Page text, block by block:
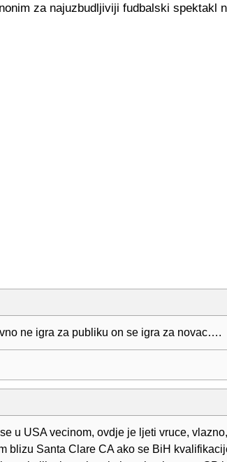
za najuzbudljiviji fudbalski spektakl
ne igra za publiku on se igra za novac….
u USA vecinom, ovdje je ljeti vruce,
blizu Santa Clare CA ako se BiH